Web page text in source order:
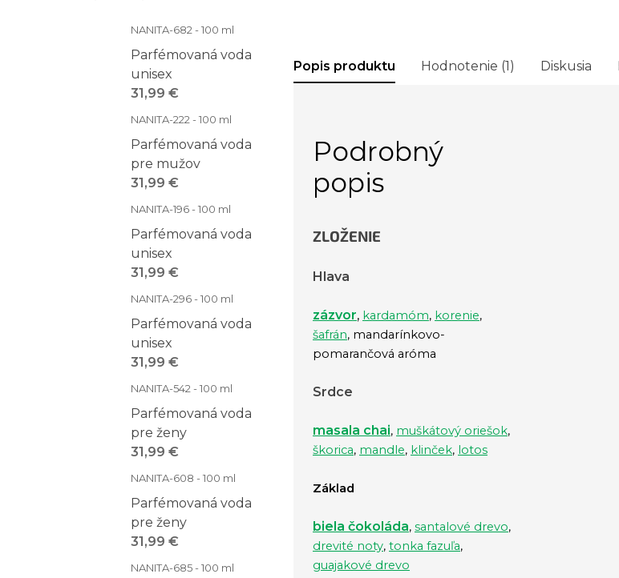
NANITA-682 - 100 ml
Parfémovaná voda
unisex
31,99 €
NANITA-222 - 100 ml
Parfémovaná voda
pre mužov
31,99 €
NANITA-196 - 100 ml
Parfémovaná voda
unisex
31,99 €
NANITA-296 - 100 ml
Parfémovaná voda
unisex
31,99 €
NANITA-542 - 100 ml
Parfémovaná voda
pre ženy
31,99 €
NANITA-608 - 100 ml
Parfémovaná voda
pre ženy
31,99 €
NANITA-685 - 100 ml
Popis produktu Hodnotenie (1) Diskusia
Podrobný
popis
ZLOŽENIE
Hlava
zázvor, kardamóm, korenie,
šafrán, mandarínkovo-
pomarančová aróma
Srdce
masala chai, muškátový oriešok,
škorica, mandle, klinček, lotos
Základ
biela čokoláda, santalové drevo,
drevité noty, tonka fazuľa,
guajakové drevo